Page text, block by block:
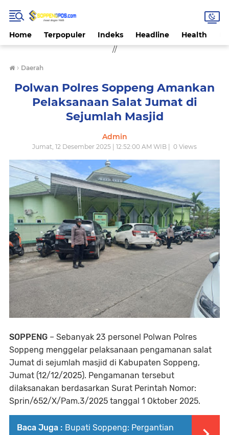
Home Terpopuler Indeks Headline Health
//
› Daerah
Polwan Polres Soppeng Amankan
Pelaksanaan Salat Jumat di
Sejumlah Masjid
Admin
Jumat, 12 Desember 2025 | 12:52:00 AM WIB | 0 Views
SOPPENG – Sebanyak 23 personel Polwan Polres
Soppeng menggelar pelaksanaan pengamanan salat
Jumat di sejumlah masjid di Kabupaten Soppeng,
Jumat (12/12/2025). Pengamanan tersebut
dilaksanakan berdasarkan Surat Perintah Nomor:
Sprin/652/X/Pam.3/2025 tanggal 1 Oktober 2025.
Baca Juga : Bupati Soppeng: Pergantian